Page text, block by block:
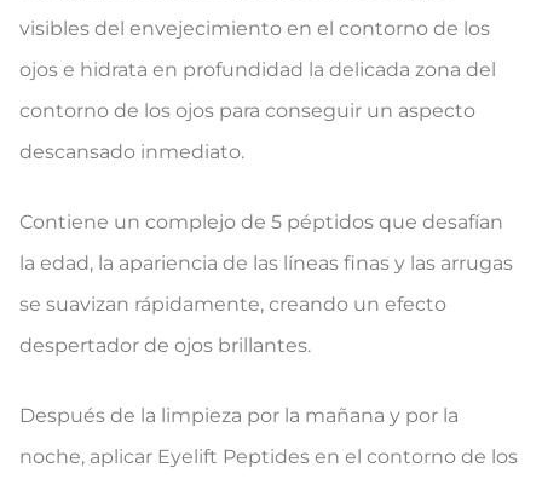
visibles del envejecimiento en el contorno de los
ojos e hidrata en profundidad la delicada zona del
contorno de los ojos para conseguir un aspecto
descansado inmediato.
Contiene un complejo de 5 péptidos que desafían
la edad, la apariencia de las líneas finas y las arrugas
se suavizan rápidamente, creando un efecto
despertador de ojos brillantes.
Después de la limpieza por la mañana y por la
noche, aplicar Eyelift Peptides en el contorno de los